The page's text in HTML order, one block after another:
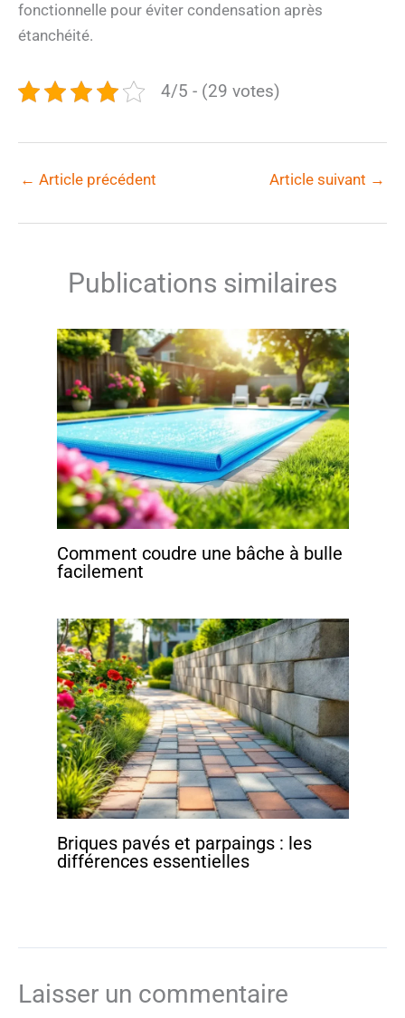
fonctionnelle pour éviter condensation après
étanchéité.
4/5 - (29 votes)
← Article précédent Article suivant →
Publications similaires
Comment coudre une bâche à bulle
facilement
Briques pavés et parpaings : les
différences essentielles
Laisser un commentaire